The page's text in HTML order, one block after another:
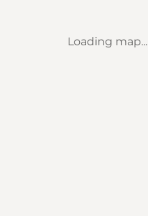
Loading map...